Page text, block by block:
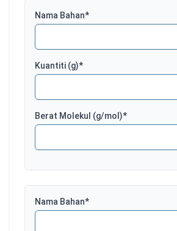
Nama Bahan*
Kuantiti (g)*
Berat Molekul (g/mol)*
Nama Bahan*